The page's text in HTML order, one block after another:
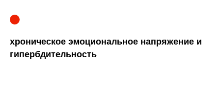
хроническое эмоциональное напряжение и
гипербдительность